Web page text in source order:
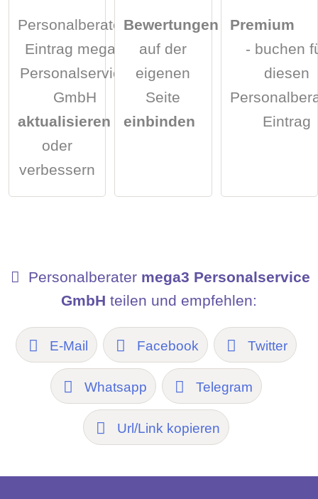
Personalberater-
Eintrag mega3
Personalservice
GmbH
aktualisieren
oder
verbessern
Bewertungen
auf der
eigenen
Seite
einbinden
Premium
- buchen
diesen
Eintrag
Personalberater mega3 Personalservice
GmbH teilen und empfehlen:
E-Mail Facebook Twitter
Whatsapp Telegram
Url/Link kopieren